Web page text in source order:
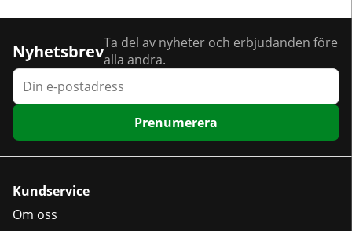
NyhetsbrevTa del av nyheter och erbjudanden före
alla andra.
Prenumerera
Kundservice
Om oss